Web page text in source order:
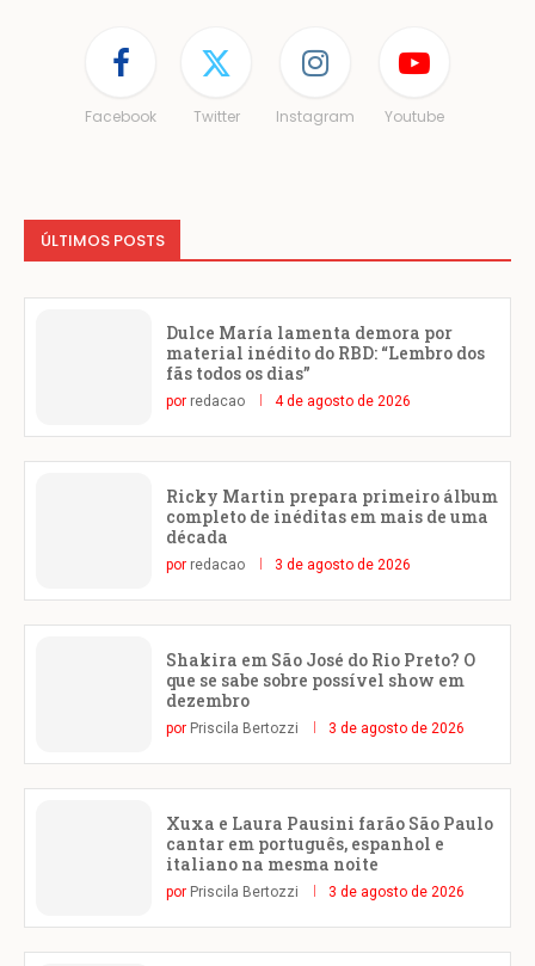
Facebook Twitter Instagram Youtube
ÚLTIMOS POSTS
Dulce María lamenta demora por
material inédito do RBD: “Lembro dos
fãs todos os dias”
por redacao 4 de agosto de 2026
Ricky Martin prepara primeiro álbum
completo de inéditas em mais de uma
década
por redacao 3 de agosto de 2026
Shakira em São José do Rio Preto? O
que se sabe sobre possível show em
dezembro
por Priscila Bertozzi 3 de agosto de 2026
Xuxa e Laura Pausini farão São Paulo
cantar em português, espanhol e
italiano na mesma noite
por Priscila Bertozzi 3 de agosto de 2026